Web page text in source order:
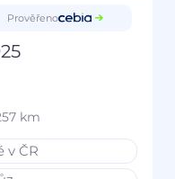
Prověřeno
km
v ČR